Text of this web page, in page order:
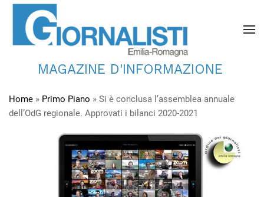
MAGAZINE D'INFORMAZIONE
Home » Primo Piano » Si è conclusa l’assemblea annuale
dell’OdG regionale. Approvati i bilanci 2020-2021